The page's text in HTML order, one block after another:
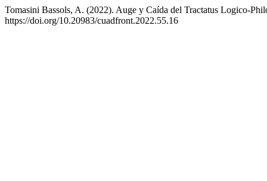
Tomasini Bassols, A. (2022). Auge y Caída del Tractatus Logico-
https://doi.org/10.20983/cuadfront.2022.55.16